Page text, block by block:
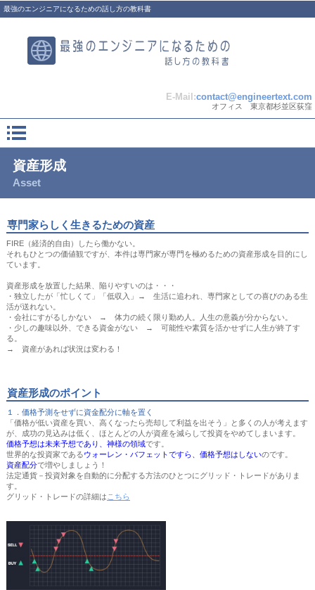
最強のエンジニアになるための話し方の教科書
E-Mail:contact@engineertext.com
オフィス 東京都杉並区荻窪
資産形成
Asset
専門家らしく生きるための資産
FIRE（経済的自由）したら働かない。
それもひとつの価値観ですが、本件は専門家が専門を極めるための資産形成を目的にし
ています。
資産形成を放置した結果、陥りやすいのは・・・
・独立したが「忙しくて」「低収入」→ 生活に追われ、専門家としての喜びのある生
活が送れない。
・会社にすがるしかない → 体力の続く限り勤め人。人生の意義が分からない。
・少しの趣味以外、できる資金がない → 可能性や素質を活かせずに人生が終了す
る。
→ 資産があれば状況は変わる！
資産形成のポイント
１．価格予測をせずに資金配分に軸を置く
「価格が低い資産を買い、高くなったら売却して利益を出そう」と多くの人が考えます
が、成功の見込みは低く、ほとんどの人が資産を減らして投資をやめてしまいます。
価格予想は未来予想であり、神様の領域です。
世界的な投資家であるウォーレン・バフェットですら、価格予想はしないのです。
資産配分で増やしましょう！
法定通貨－投資対象を自動的に分配する方法のひとつにグリッド・トレードがありま
す。
グリッド・トレードの詳細は こちら